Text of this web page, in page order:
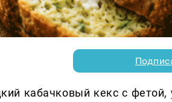
кабачковый кекс с